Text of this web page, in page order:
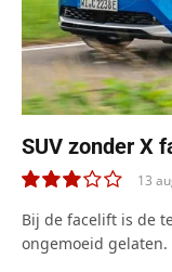
SUV zonder X
6.0
13
Bij de facelift is de
ongemoeid gelaten.